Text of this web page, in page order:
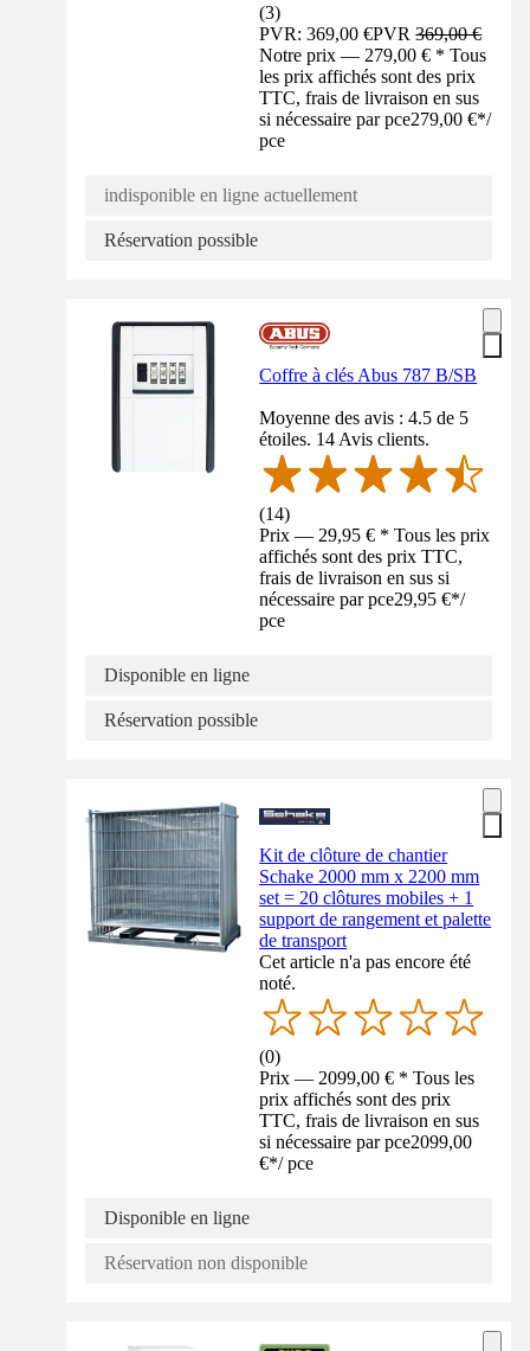
(3)
PVR: 369,00 €PVR369,00 €
Notre prix — 279,00 € * Tous
les prix affichés sont des prix
TTC, frais de livraison en sus
si nécessaire par pce279,00 €*/
pce
indisponible en ligne actuellement
Réservation possible
Coffre à clés Abus 787 B/SB
Moyenne des avis : 4.5 de 5
étoiles. 14 Avis clients.
(14)
Prix — 29,95 € * Tous les prix
affichés sont des prix TTC,
frais de livraison en sus si
nécessaire par pce29,95 €*/
pce
Disponible en ligne
Réservation possible
Kit de clôture de chantier
Schake 2000 mm x 2200 mm
set = 20 clôtures mobiles + 1
support de rangement et palette
de transport
Cet article n'a pas encore été
noté.
(0)
Prix — 2099,00 € * Tous les
prix affichés sont des prix
TTC, frais de livraison en sus
si nécessaire par pce2099,00
€*/ pce
Disponible en ligne
Réservation non disponible